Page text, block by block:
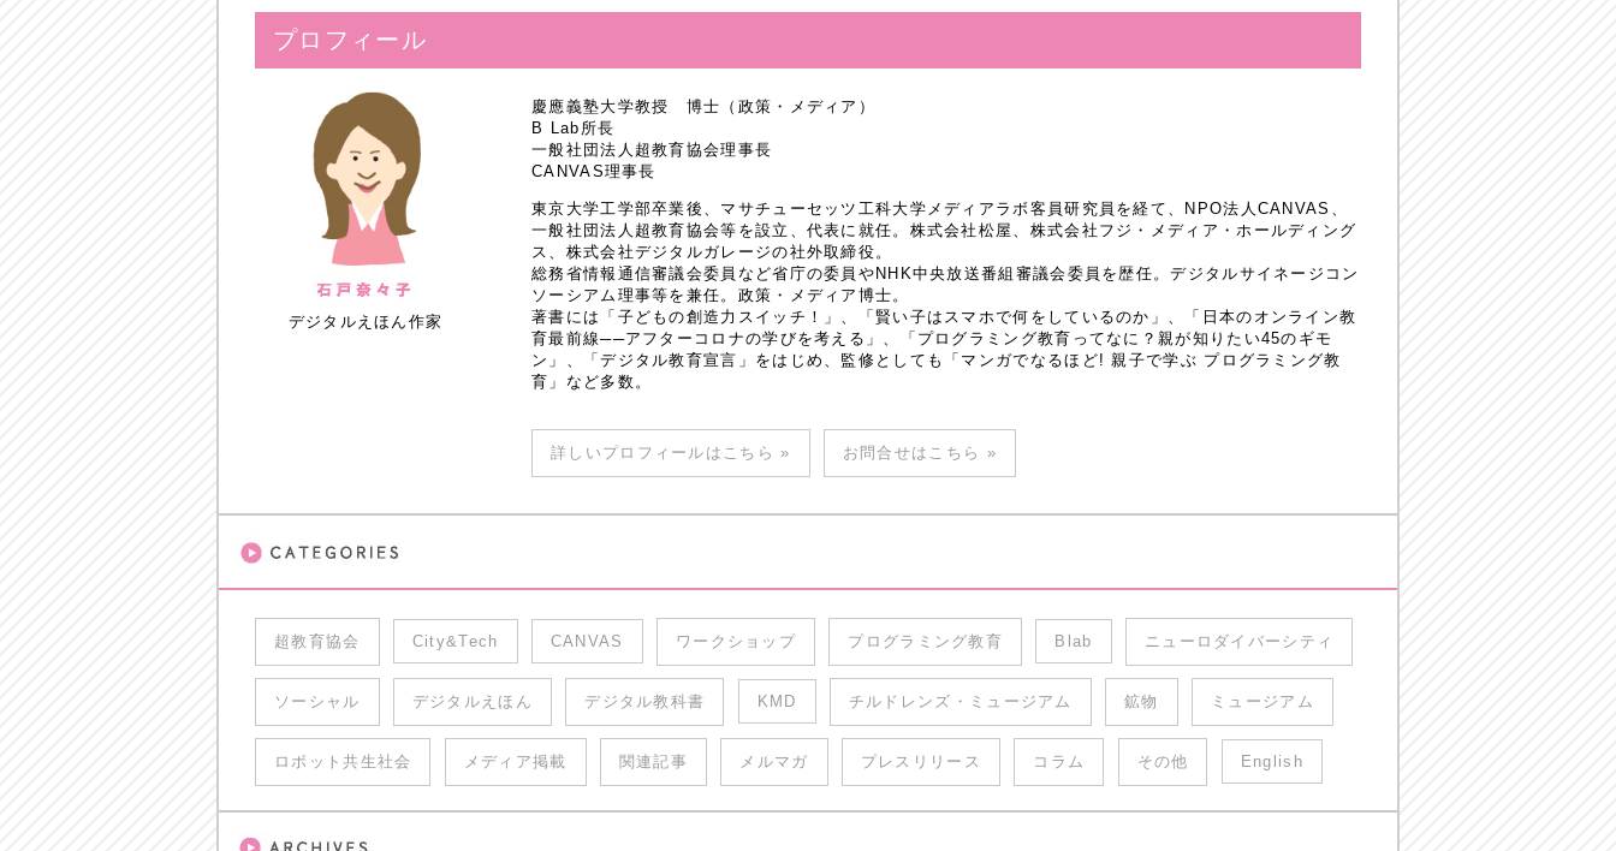
プロフィール
デジタルえほん作家
慶應義塾大学教授 博士（政策・メディア）
B Lab所長
一般社団法人超教育協会理事長
CANVAS理事長
東京大学工学部卒業後、マサチューセッツ工科大学メディアラボ客員研究員を経て、NPO法人CANVAS、
一般社団法人超教育協会等を設立、代表に就任。株式会社松屋、株式会社フジ・メディア・ホールディング
ス、株式会社デジタルガレージの社外取締役。
総務省情報通信審議会委員など省庁の委員やNHK中央放送番組審議会委員を歴任。デジタルサイネージコン
ソーシアム理事等を兼任。政策・メディア博士。
著書には「子どもの創造力スイッチ！」、「賢い子はスマホで何をしているのか」、「日本のオンライン教
育最前線──アフターコロナの学びを考える」、「プログラミング教育ってなに？親が知りたい45のギモ
ン」、「デジタル教育宣言」をはじめ、監修としても「マンガでなるほど! 親子で学ぶ プログラミング教
育」など多数。
詳しいプロフィールはこちら » お問合せはこちら »
超教育協会 City&Tech CANVAS ワークショップ プログラミング教育 Blab ニューロダイバーシティ
ソーシャル デジタルえほん デジタル教科書 KMD チルドレンズ・ミュージアム 鉱物 ミュージアム
ロボット共生社会 メディア掲載 関連記事 メルマガ プレスリリース コラム その他 English